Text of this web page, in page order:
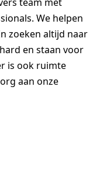
We helpen
zoeken altijd naar
en staan voor
is ook ruimte
aan onze